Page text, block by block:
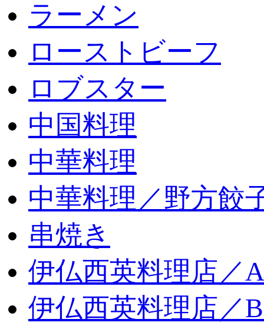
ラーメン
ローストビーフ
ロブスター
中国料理
中華料理
中華料理／野方餃
串焼き
伊仏西英料理店／
伊仏西英料理店／